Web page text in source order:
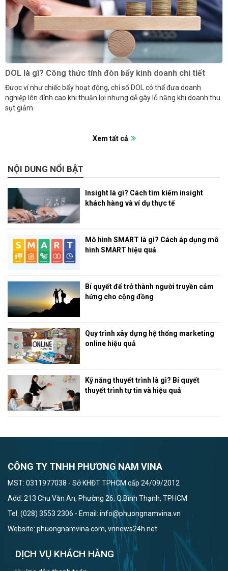
DOL là gì? Công thức tính đòn bẩy kinh doanh chi tiết
Được ví như chiếc bẩy hoạt động, chỉ số DOL có thể đưa doanh
nghiệp lên đỉnh cao khi thuận lợi nhưng dễ gây lỗ nặng khi doanh thu
sụt giảm.
Xem tất cả
NỘI DUNG NỔI BẬT
Insight là gì? Cách tìm kiếm insight
khách hàng và ví dụ thực tế
Mô hình SMART là gì? Cách áp dụng mô
hình SMART hiệu quả
Bí quyết để trở thành người truyền cảm
hứng cho cộng đồng
Quy trình xây dựng hệ thống marketing
online hiệu quả
Kỹ năng thuyết trình là gì? Bí quyết
thuyết trình tự tin và hiệu quả
CÔNG TY TNHH PHƯƠNG NAM VINA
MST: 0311977038 - Sở KHĐT TPHCM cấp 24/09/2012
Add: 213 Chu Văn An, Phường 26, Q.Bình Thạnh, TPHCM
Tel: (028) 3553 2306 - Email: info@phuongnamvina.vn
Website: phuongnamvina.com, vnnews24h.net
DỊCH VỤ KHÁCH HÀNG